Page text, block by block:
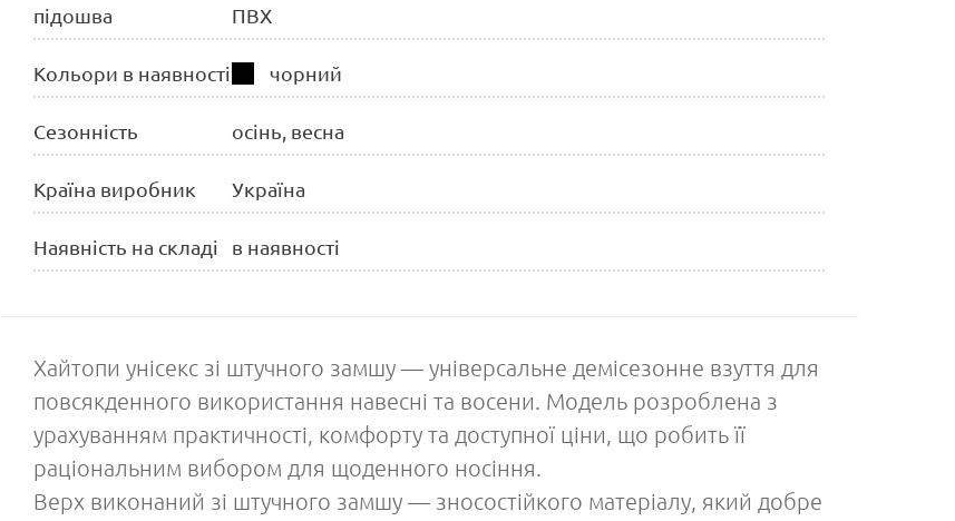
підошва ПВХ
Кольори в наявності чорний
Сезонність осінь, весна
Країна виробник Україна
Наявність на складі в наявності
Хайтопи унісекс зі штучного замшу — універсальне демісезонне взуття для
повсякденного використання навесні та восени. Модель розроблена з
урахуванням практичності, комфорту та доступної ціни, що робить її
раціональним вибором для щоденного носіння.
Верх виконаний зі штучного замшу — зносостійкого матеріалу, який добре